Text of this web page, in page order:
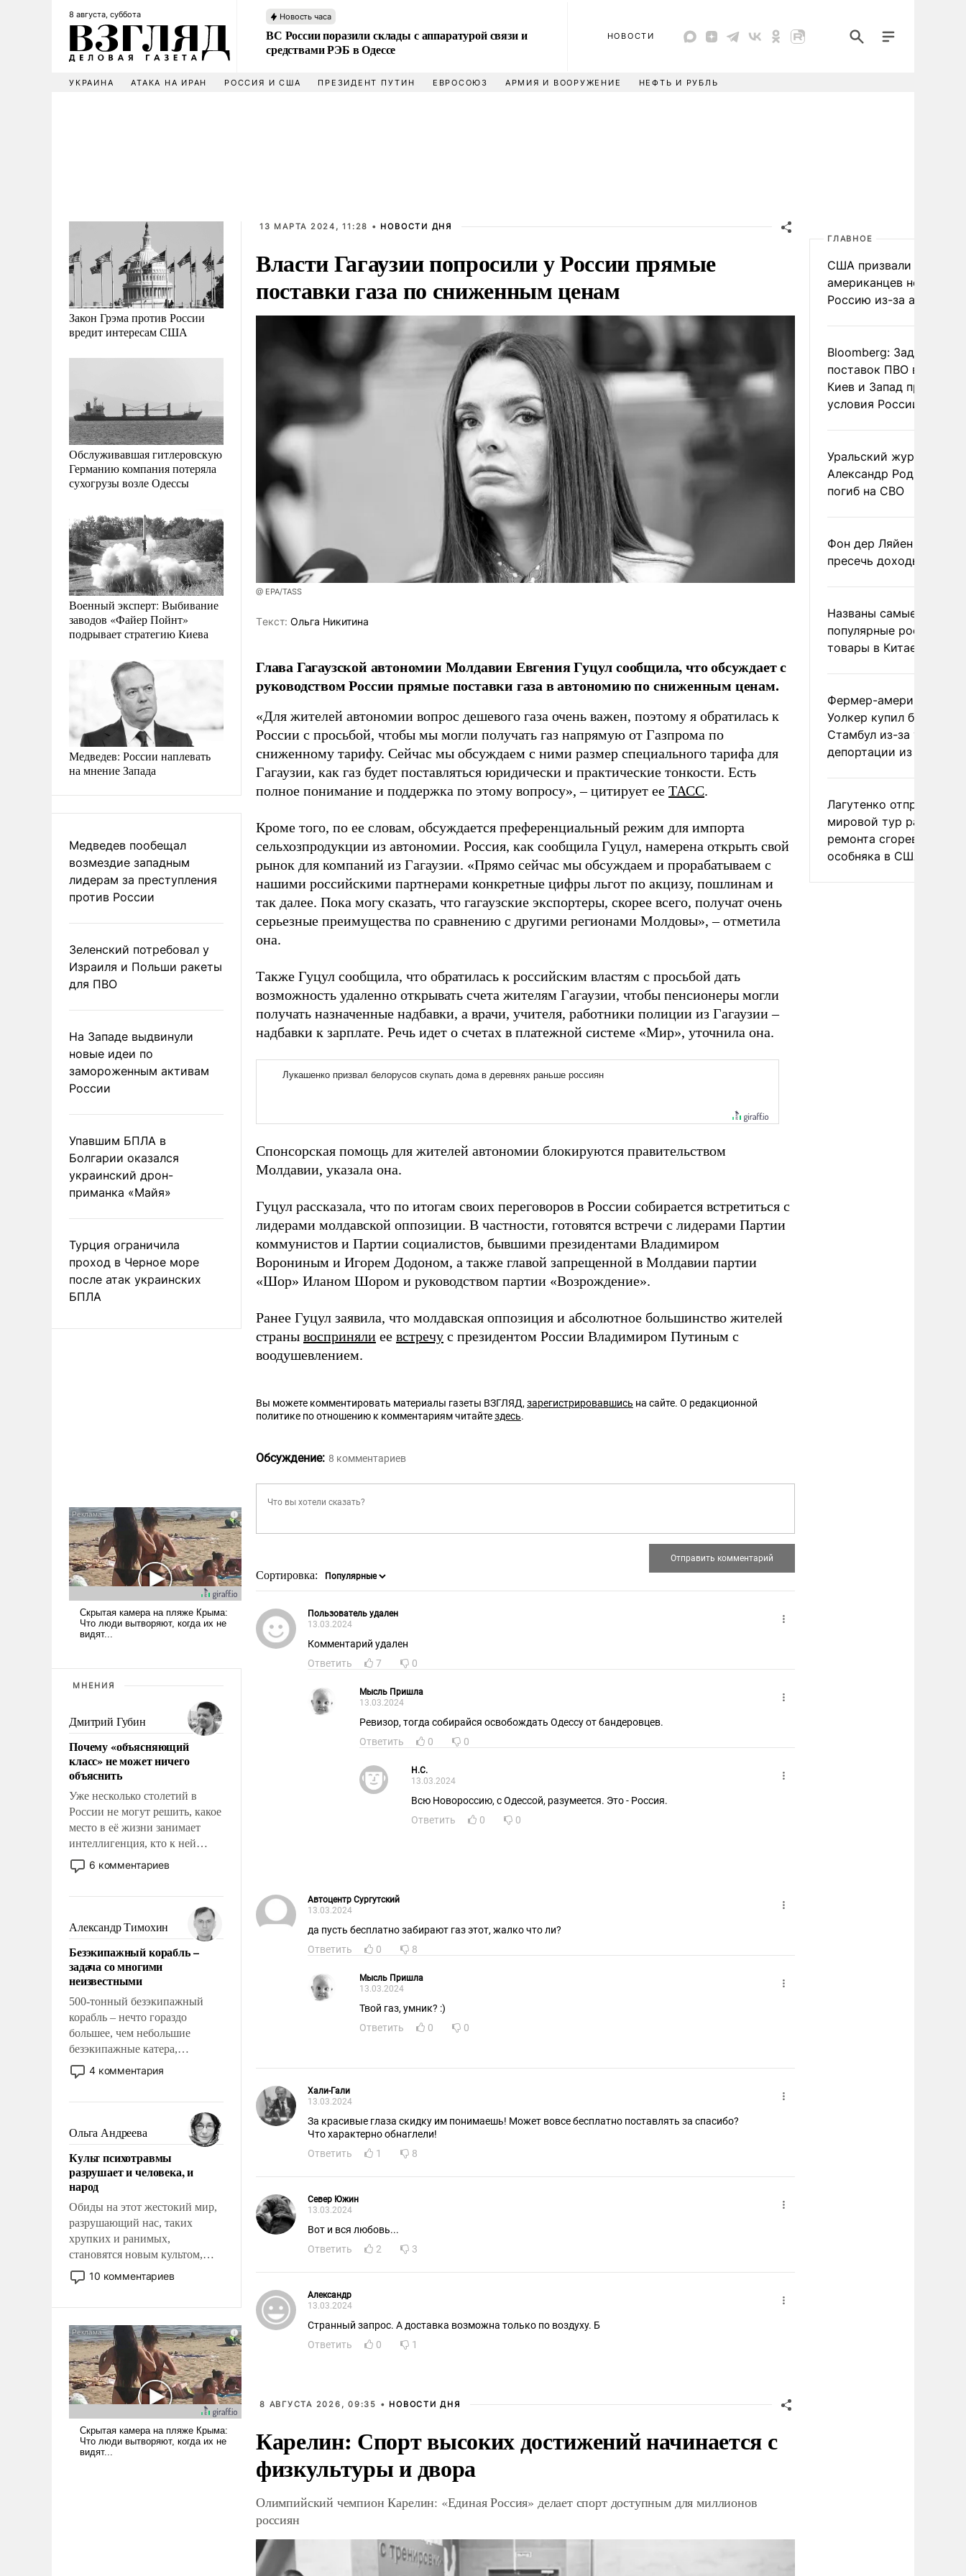
8 августа, суббота Новость часа
ВС России поразили склады с аппаратурой связи и
средствами РЭБ в Одессе
НОВОСТИ
УКРАИНА АТАКА НА ИРАН РОССИЯ И США ПРЕЗИДЕНТ ПУТИН ЕВРОСОЮЗ АРМИЯ И ВООРУЖЕНИЕ НЕФТЬ И РУБЛЬ
Закон Грэма против России
вредит интересам США
Обслуживавшая гитлеровскую
Германию компания потеряла
сухогрузы возле Одессы
Военный эксперт: Выбивание
заводов «Файер Пойнт»
подрывает стратегию Киева
Медведев: России наплевать
на мнение Запада
Медведев пообещал
возмездие западным
лидерам за преступления
против России
Зеленский потребовал у
Израиля и Польши ракеты
для ПВО
На Западе выдвинули
новые идеи по
замороженным активам
России
Упавшим БПЛА в
Болгарии оказался
украинский дрон-
приманка «Майя»
Турция ограничила
проход в Черное море
после атак украинских
БПЛА
МНЕНИЯ
Дмитрий Губин
Почему «объясняющий
класс» не может ничего
объяснить
Уже несколько столетий в
России не могут решить, какое
место в её жизни занимает
интеллигенция, кто к ней
принадлежит, а кого из неё
исключили с правом
чем она отличается от просто
образованных людей. Иногда
казалось, что эти вопросы
решены раз и навсегда, но –
нет, не решены.
6 комментариев
Александр Тимохин
Безэкипажный корабль –
задача со многими
неизвестными
500-тонный безэкипажный
корабль – нечто гораздо
большее, чем небольшие
безэкипажные катера,
применение которых уже
стало обыденностью. Задача по
сложна и амбициозна. Однако
и ее реализация радикально
поднимет наши боевые
возможности.
4 комментария
Ольга Андреева
Культ психотравмы
разрушает и человека, и
народ
Обиды на этот жестокий мир,
разрушающий нас, таких
хрупких и ранимых,
становятся новым культом,
постепенно вытесняя и
отменяя традиционное
ударами судьбы, брать на себя
ответственность, помогать
слабым, идти вперед и
адаптироваться.
10 комментариев
13 МАРТА 2024, 11:28 • НОВОСТИ ДНЯ
Власти Гагаузии попросили у России прямые
поставки газа по сниженным ценам
@ EPA/TASS
Tекст: Ольга Никитина
Глава Гагаузской автономии Молдавии Евгения Гуцул сообщила, что обсуждает с
руководством России прямые поставки газа в автономию по сниженным ценам.
«Для жителей автономии вопрос дешевого газа очень важен, поэтому я обратилась к
России с просьбой, чтобы мы могли получать газ напрямую от Газпрома по
сниженному тарифу. Сейчас мы обсуждаем с ними размер специального тарифа для
Гагаузии, как газ будет поставляться юридически и практические тонкости. Есть
полное понимание и поддержка по этому вопросу», – цитирует ее ТАСС.
Кроме того, по ее словам, обсуждается преференциальный режим для импорта
сельхозпродукции из автономии. Россия, как сообщила Гуцул, намерена открыть свой
рынок для компаний из Гагаузии. «Прямо сейчас мы обсуждаем и прорабатываем с
нашими российскими партнерами конкретные цифры льгот по акцизу, пошлинам и
так далее. Пока могу сказать, что гагаузские экспортеры, скорее всего, получат очень
серьезные преимущества по сравнению с другими регионами Молдовы», – отметила
она.
Также Гуцул сообщила, что обратилась к российским властям с просьбой дать
возможность удаленно открывать счета жителям Гагаузии, чтобы пенсионеры могли
получать назначенные надбавки, а врачи, учителя, работники полиции из Гагаузии –
надбавки к зарплате. Речь идет о счетах в платежной системе «Мир», уточнила она.
Спонсорская помощь для жителей автономии блокируются правительством
Молдавии, указала она.
Гуцул рассказала, что по итогам своих переговоров в России собирается встретиться с
лидерами молдавской оппозиции. В частности, готовятся встречи с лидерами Партии
коммунистов и Партии социалистов, бывшими президентами Владимиром
Ворониным и Игорем Додоном, а также главой запрещенной в Молдавии партии
«Шор» Иланом Шором и руководством партии «Возрождение».
Ранее Гуцул заявила, что молдавская оппозиция и абсолютное большинство жителей
страны восприняли ее встречу с президентом России Владимиром Путиным с
воодушевлением.
Вы можете комментировать материалы газеты ВЗГЛЯД,зарегистрировавшись на сайте. О редакционной
политике по отношению к комментариям читайтездесь.
Обсуждение: 8 комментариев
Сортировка:
Пользователь удален
13.03.2024
Комментарий удален
Ответить
7 0
Мысль Пришла
13.03.2024
Ревизор, тогда собирайся освобождать Одессу от бандеровцев.
Ответить
0 0
H.C.
13.03.2024
Всю Новороссию, с Одессой, разумеется. Это - Россия.
Ответить
0 0
Автоцентр Сургутский
13.03.2024
да пусть бесплатно забирают газ этот, жалко что ли?
Ответить
0 8
Мысль Пришла
13.03.2024
Твой газ, умник? :)
Ответить
0 0
Хали-Гали
13.03.2024
За красивые глаза скидку им понимаешь! Может вовсе бесплатно поставлять за спасибо?
Что характерно обнаглели!
Ответить
1 8
Север Южин
13.03.2024
Вот и вся любовь...
Ответить
2 3
Александр
13.03.2024
Странный запрос. А доставка возможна только по воздуху. Б
Ответить
0 1
8 АВГУСТА 2026, 09:35 • НОВОСТИ ДНЯ
Карелин: Спорт высоких достижений начинается с
физкультуры и двора
Олимпийский чемпион Карелин: «Единая Россия» делает спорт доступным для миллионов
россиян
ГЛАВНОЕ
США призвали
американцев не
Россию из-за атак ВСУ
Bloomberg: Задержка
поставок ПВО вынудит
Киев и Запад принять
условия России
Уральский журналист
Александр Родионов
погиб на СВО
Фон дер Ляйен
пресечь доходы России
Названы самые
популярные российские
товары в Китае
Фермер-американец
Уолкер купил билет в
Стамбул из-за угрозы
депортации из России
Лагутенко отправился в
мировой тур ради
ремонта сгоревшего
особняка в США